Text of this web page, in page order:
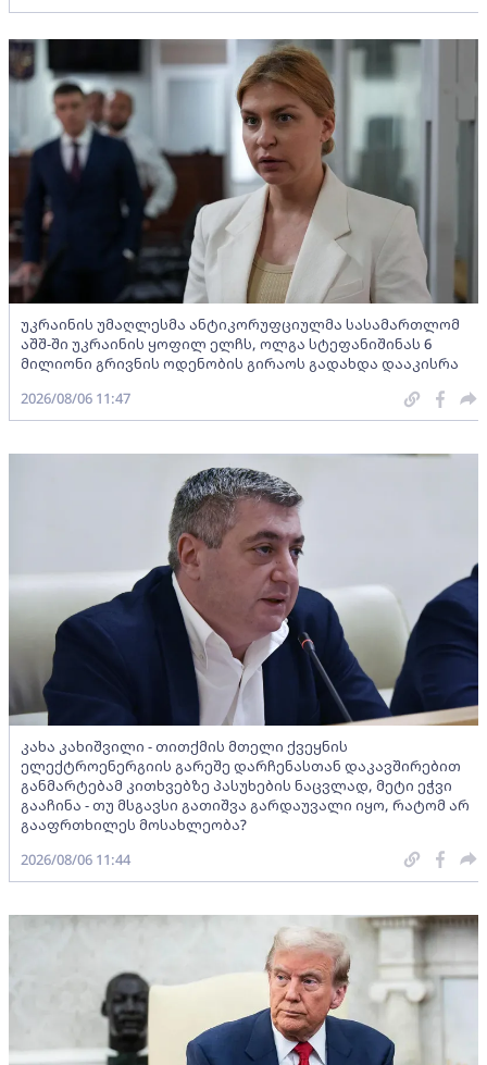
უკრაინის უმაღლესმა ანტიკორუფციულმა სასამართლომ
აშშ-ში უკრაინის ყოფილ ელჩს, ოლგა სტეფანიშინას 6
მილიონი გრივნის ოდენობის გირაოს გადახდა დააკისრა
2026/08/06 11:47
კახა კახიშვილი - თითქმის მთელი ქვეყნის
ელექტროენერგიის გარეშე დარჩენასთან დაკავშირებით
განმარტებამ კითხვებზე პასუხების ნაცვლად, მეტი ეჭვი
გააჩინა - თუ მსგავსი გათიშვა გარდაუვალი იყო, რატომ არ
გააფრთხილეს მოსახლეობა?
2026/08/06 11:44